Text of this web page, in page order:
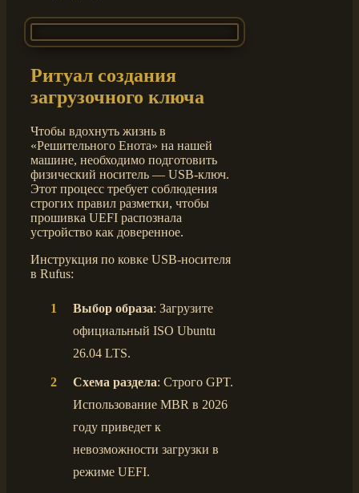
Ритуал создания
загрузочного ключа
Чтобы вдохнуть жизнь в
«Решительного Енота» на нашей
машине, необходимо подготовить
физический носитель — USB-ключ.
Этот процесс требует соблюдения
строгих правил разметки, чтобы
прошивка UEFI распознала
устройство как доверенное.
Инструкция по ковке USB-носителя
в Rufus:
Выбор образа: Загрузите
официальный ISO Ubuntu
26.04 LTS.
Схема раздела: Строго GPT.
Использование MBR в 2026
году приведет к
невозможности загрузки в
режиме UEFI.